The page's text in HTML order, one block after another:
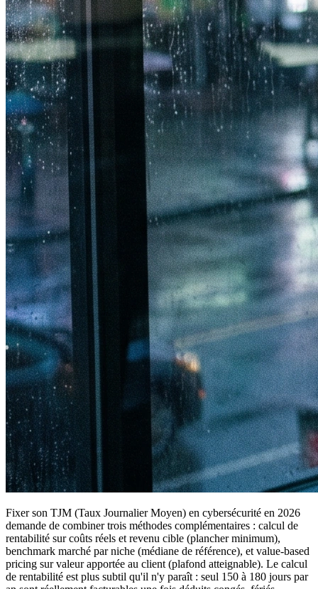
Fixer son TJM (Taux Journalier Moyen) en cybersécurité en 2026
demande de combiner trois méthodes complémentaires : calcul de
rentabilité sur coûts réels et revenu cible (plancher minimum),
benchmark marché par niche (médiane de référence), et value-based
pricing sur valeur apportée au client (plafond atteignable). Le calcul
de rentabilité est plus subtil qu'il n'y paraît : seul 150 à 180 jours par